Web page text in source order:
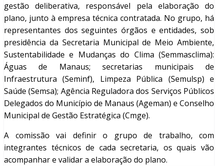
gestão deliberativa, responsável pela elaboração do
plano, junto à empresa técnica contratada. No grupo, há
representantes dos seguintes órgãos e entidades, sob
presidência da Secretaria Municipal de Meio Ambiente,
Sustentabilidade e Mudanças do Clima (Semmasclima):
Águas de Manaus; secretarias municipais de
Infraestrutura (Seminf), Limpeza Pública (Semulsp) e
Saúde (Semsa); Agência Reguladora dos Serviços Públicos
Delegados do Município de Manaus (Ageman) e Conselho
Municipal de Gestão Estratégica (Cmge).
A comissão vai definir o grupo de trabalho, com
integrantes técnicos de cada secretaria, os quais vão
acompanhar e validar a elaboração do plano.